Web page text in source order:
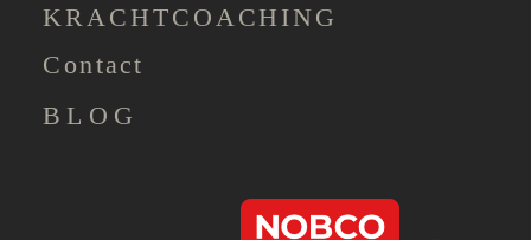
BLOG
KRACHTCOACHING
Contact